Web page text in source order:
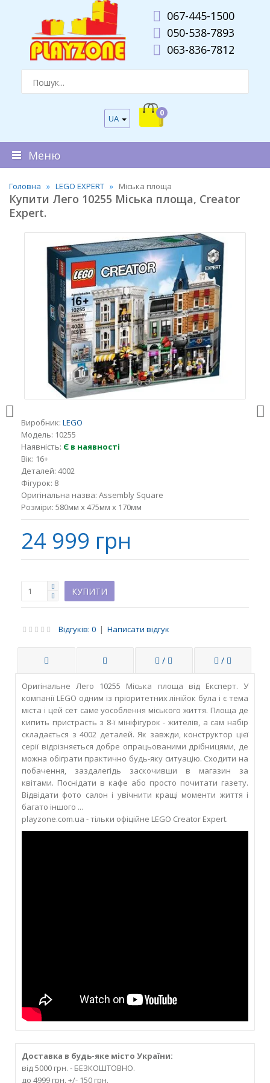
067-445-1500
050-538-7893
063-836-7812
UA
0
Меню
Головна LEGO EXPERT Міська площа
Купити Лего 10255 Міська площа, Creator
Expert.
Виробник: LEGO
Модель: 10255
Наявність: Є в наявності
Вік: 16+
Деталей: 4002
Фігурок: 8
Оригінальна назва: Assembly Square
Розміри: 580мм x 475мм x 170мм
24 999 грн
Відгуків: 0 | Написати відгук
/ /
Оригінальне Лего 10255 Міська площа від Експерт. У
компанії LEGO одним із пріоритетних лінійок була і є тема
міста і цей сет саме уособлення міського життя. Площа де
кипить пристрасть з 8-ї мініфігурок - жителів, а сам набір
складається з 4002 деталей. Як завжди, конструктор цієї
серії відрізняється добре опрацьованими дрібницями, де
можна обіграти практично будь-яку ситуацію. Сходити на
побачення, заздалегідь заскочивши в магазин за
квітами. Поснідати в кафе або просто почитати газету.
Відвідати фото салон і увічнити кращі моменти життя і
багато іншого ...
playzone.com.ua - тільки офіційне LEGO Creator Expert.
Доставка в будь-яке місто України:
від 5000 грн. - БЕЗКОШТОВНО.
до 4999 грн. +/- 150 грн.